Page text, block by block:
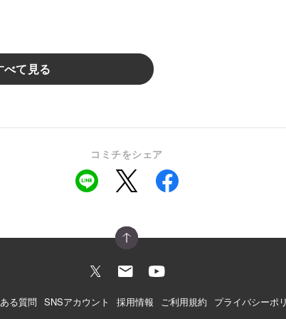
て見る
コミチをシェア
る質問 SNSアカウント 採用情報 ご利用規約 プライバシーポ